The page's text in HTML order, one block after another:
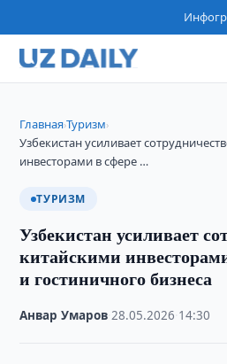
Главная›Туризм›
Узбекистан усиливает
инвесторами в сфере …
ТУРИЗМ
Узбекистан усиливает
китайскими
и гостиничного бизнеса
Анвар Умаров ·28.05.2026 14:30